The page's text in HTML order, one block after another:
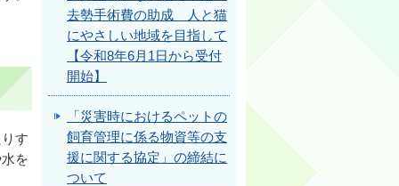
す
を
去勢手術費の助成 人と猫
にやさしい地域を目指して
【令和8年6月1日から受付
開始】
「災害時におけるペットの
飼育管理に係る物資等の支
援に関する協定」の締結に
ついて